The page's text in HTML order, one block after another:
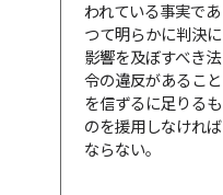
われている事実であ
つて明らかに判決に
影響を及ぼすべき法
令の違反があること
を信ずるに足りるも
のを援用しなければ
ならない。